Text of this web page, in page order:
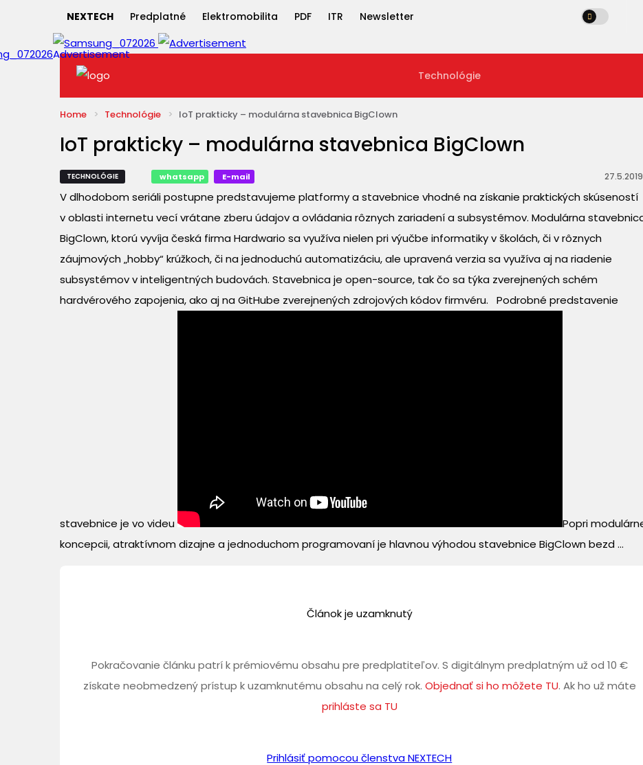
NEXTECH Predplatné Elektromobilita PDF ITR Newsletter
Technológie
Home Technológie IoT prakticky – modulárna stavebnica BigClown
IoT prakticky – modulárna stavebnica BigClown
TECHNOLÓGIE whatsapp E-mail 27.5.2019
V dlhodobom seriáli postupne predstavujeme platformy a stavebnice vhodné na získanie praktických skúseností
v oblasti internetu vecí vrátane zberu údajov a ovládania rôznych zariadení a subsystémov. Modulárna
BigClown, ktorú vyvíja česká firma Hardwario sa využíva nielen pri výučbe informatiky v školách, či v rôznych
záujmových „hobby“ krúžkoch, či na jednoduchú automatizáciu, ale upravená verzia sa využíva aj na riadenie
subsystémov v inteligentných budovách. Stavebnica je open-source, tak čo sa týka zverejnených schém
hardvérového zapojenia, ako aj na GitHube zverejnených zdrojových kódov firmvéru. Podrobné predstavenie
stavebnice je vo videu
Popri
koncepcii, atraktívnom dizajne a jednoduchom programovaní je hlavnou výhodou stavebnice BigClown bezd ...
Článok je uzamknutý
Pokračovanie článku patrí k prémiovému obsahu pre predplatiteľov. S digitálnym predplatným už od 10 €
získate neobmedzený prístup k uzamknutému obsahu na celý rok. Objednať si ho môžete TU. Ak ho už máte
prihláste sa TU
Prihlásiť pomocou členstva NEXTECH